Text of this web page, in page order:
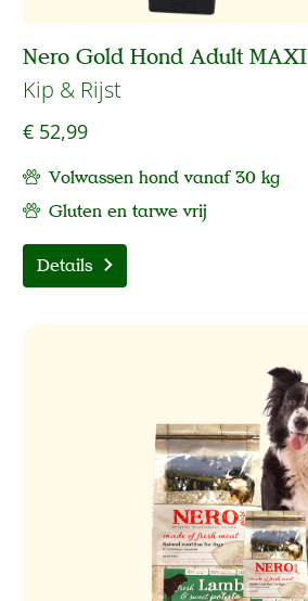
Nero Gold Hond Adult MAXI
Kip & Rijst
€ 52,99
Volwassen hond vanaf 30 kg
Gluten en tarwe vrij
Details